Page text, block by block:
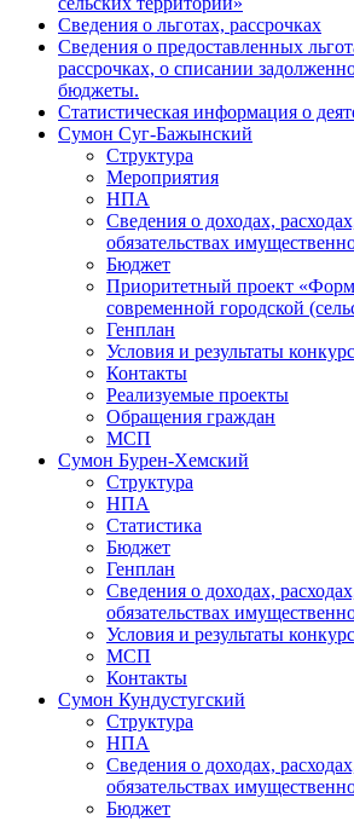
Сведения о льготах, рассрочках
Сведения о предоставленных
рассрочках, о списании
бюджеты.
Статистическая информация о
Сумон Суг-Бажынский
Структура
Мероприятия
НПА
Сведения о доходах,
обязательствах
Бюджет
Приоритетный проект
современной городской
Генплан
Условия и результаты
Контакты
Реализуемые проекты
Обращения граждан
МСП
Сумон Бурен-Хемский
Структура
НПА
Статистика
Бюджет
Генплан
Сведения о доходах,
обязательствах
Условия и результаты
МСП
Контакты
Сумон Кундустугский
Структура
НПА
Сведения о доходах,
обязательствах
Бюджет